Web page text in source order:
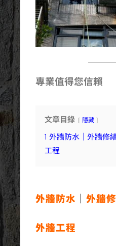
專業值得您信賴
文章目錄 隱藏
1 外牆防水｜外牆修
工程
外牆防水 外牆
外牆工程